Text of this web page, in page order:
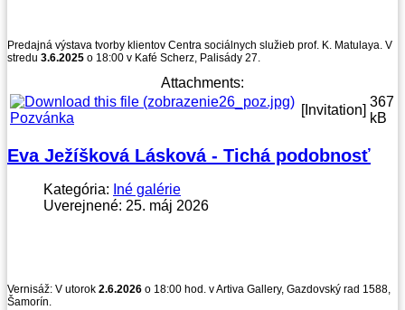
Predajná výstava tvorby klientov Centra sociálnych služieb prof. K. Matulaya. V
stredu 3.6.2025 o 18:00 v Kafé Scherz, Palisády 27.
Attachments:
Pozvánka
[Invitation]
367
kB
Eva Ježíšková Lásková - Tichá podobnosť
Kategória: Iné galérie
Uverejnené: 25. máj 2026
Vernisáž: V utorok 2.6.2026 o 18:00 hod. v Artiva Gallery, Gazdovský rad 1588,
Šamorín.